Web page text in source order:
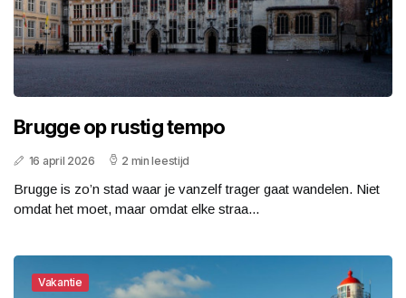
Brugge op rustig tempo
16 april 2026 2 min leestijd
Brugge is zo’n stad waar je vanzelf trager gaat wandelen. Niet
omdat het moet, maar omdat elke straa...
Vakantie